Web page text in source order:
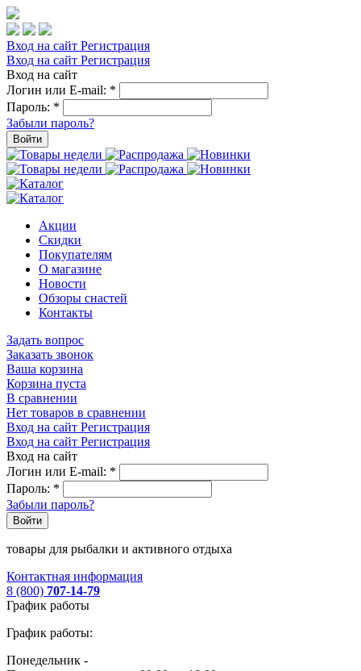
Вход на сайт Регистрация
Вход на сайт Регистрация
Вход на сайт
Логин или E-mail: *
Пароль: *
Забыли пароль?
Войти
Акции
Скидки
Покупателям
О магазине
Новости
Обзоры снастей
Контакты
Задать вопрос
Заказать звонок
Ваша корзина
Корзина пуста
В сравнении
Нет товаров в сравнении
Вход на сайт Регистрация
Вход на сайт Регистрация
Вход на сайт
Логин или E-mail: *
Пароль: *
Забыли пароль?
Войти
товары для рыбалки и активного отдыха
Контактная информация
8 (800) 707-14-79
График работы
График работы:
Понедельник -